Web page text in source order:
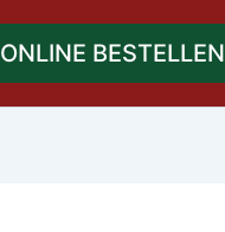
ONLINE BESTELLEN